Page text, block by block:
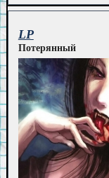
LP
Потерянный